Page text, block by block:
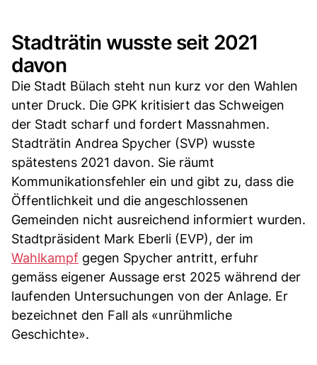
Stadträtin wusste seit 2021
davon
Die Stadt Bülach steht nun kurz vor den Wahlen
unter Druck. Die GPK kritisiert das Schweigen
der Stadt scharf und fordert Massnahmen.
Stadträtin Andrea Spycher (SVP) wusste
spätestens 2021 davon. Sie räumt
Kommunikationsfehler ein und gibt zu, dass die
Öffentlichkeit und die angeschlossenen
Gemeinden nicht ausreichend informiert wurden.
Stadtpräsident Mark Eberli (EVP), der im
Wahlkampf gegen Spycher antritt, erfuhr
gemäss eigener Aussage erst 2025 während der
laufenden Untersuchungen von der Anlage. Er
bezeichnet den Fall als «unrühmliche
Geschichte».